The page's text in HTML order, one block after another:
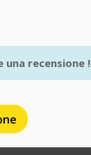
una recensione !